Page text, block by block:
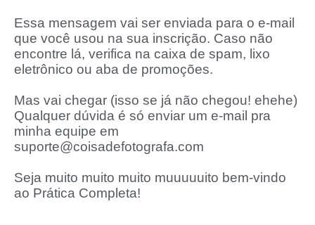
Essa mensagem vai ser enviada para o e-mail
que você usou na sua inscrição. Caso não
encontre lá, verifica na caixa de spam, lixo
eletrônico ou aba de promoções.
Mas vai chegar (isso se já não chegou! ehehe)
Qualquer dúvida é só enviar um e-mail pra
minha equipe em
suporte@coisadefotografa.com
Seja muito muito muito muuuuuito bem-vindo
ao Prática Completa!